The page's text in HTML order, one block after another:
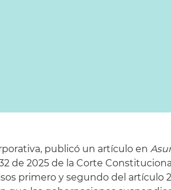
publicó un artículo en
de 2025 de la Corte
primero y segundo del artículo